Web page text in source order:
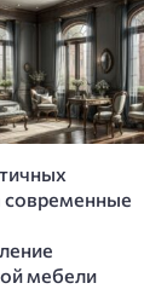
современные
мебели